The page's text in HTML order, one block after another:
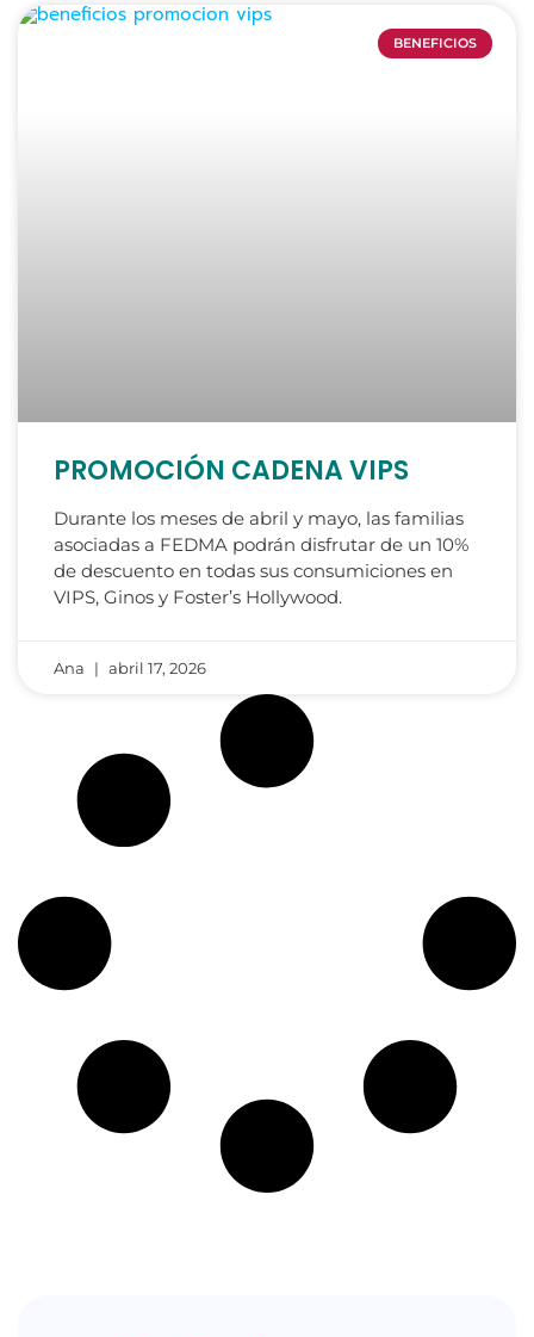
BENEFICIOS
PROMOCIÓN CADENA VIPS
Durante los meses de abril y mayo, las familias
asociadas a FEDMA podrán disfrutar de un 10%
de descuento en todas sus consumiciones en
VIPS, Ginos y Foster’s Hollywood.
Ana abril 17, 2026